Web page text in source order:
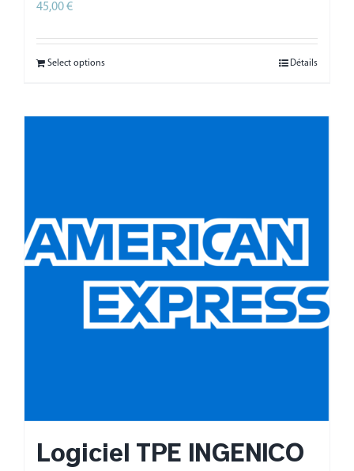
45,00€
Select options Détails
Logiciel TPE INGENICO